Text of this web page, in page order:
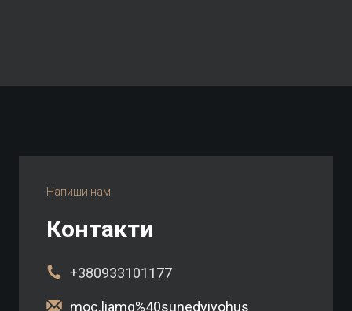
Напиши нам
Контакти
+380933101177
moc.liamg%40sunedyivohus